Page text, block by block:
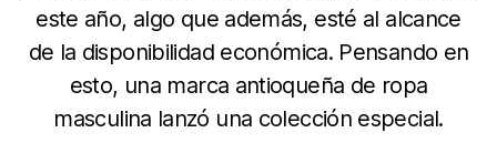
este año, algo que además, esté al alcance
de la disponibilidad económica. Pensando en
esto, una marca antioqueña de ropa
masculina lanzó una colección especial.